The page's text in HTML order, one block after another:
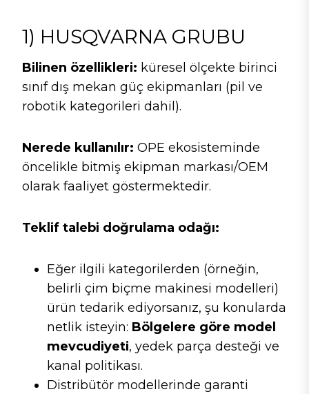
1) HUSQVARNA GRUBU
Bilinen özellikleri: küresel ölçekte birinci
sınıf dış mekan güç ekipmanları (pil ve
robotik kategorileri dahil).
Nerede kullanılır: OPE ekosisteminde
öncelikle bitmiş ekipman markası/OEM
olarak faaliyet göstermektedir.
Teklif talebi doğrulama odağı:
Eğer ilgili kategorilerden (örneğin,
belirli çim biçme makinesi modelleri)
ürün tedarik ediyorsanız, şu konularda
netlik isteyin: Bölgelere göre model
mevcudiyeti, yedek parça desteği ve
kanal politikası.
Distribütör modellerinde garanti